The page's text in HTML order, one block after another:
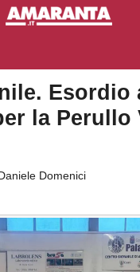
Esordio
la Perullo
Domenici